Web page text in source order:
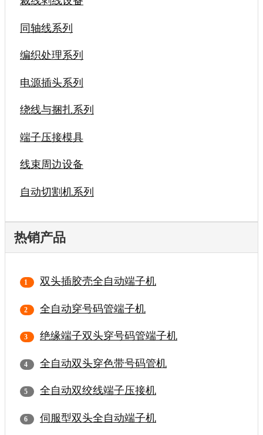
同轴线系列
编织处理系列
电源插头系列
绕线与捆扎系列
端子压接模具
线束周边设备
自动切割机系列
热销产品
双头插胶壳全自动端子机
全自动穿号码管端子机
绝缘端子双头穿号码管端子机
全自动双头穿色带号码管机
全自动双绞线端子压接机
伺服型双头全自动端子机